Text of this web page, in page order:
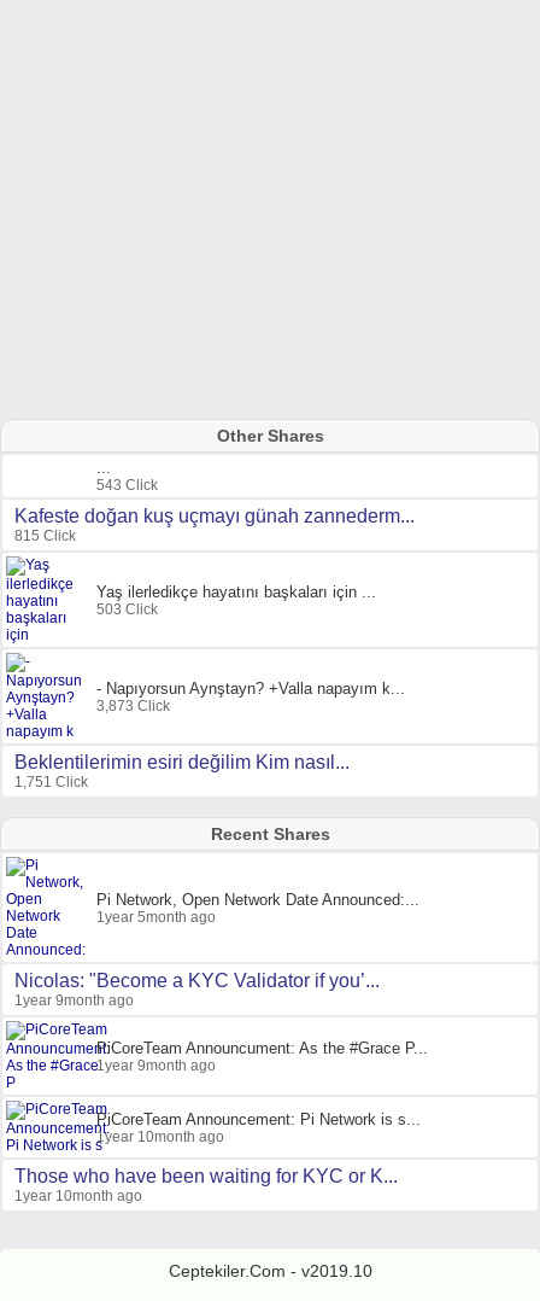
Other Shares
...
543 Click
Kafeste doğan kuş uçmayı günah zannederm...
815 Click
Yaş ilerledikçe hayatını başkaları için ...
503 Click
- Napıyorsun Aynştayn? +Valla napayım k...
3,873 Click
Beklentilerimin esiri değilim Kim nasıl...
1,751 Click
Recent Shares
Pi Network, Open Network Date Announced:...
1year 5month ago
Nicolas: "Become a KYC Validator if you’...
1year 9month ago
PiCoreTeam Announcument: As the #Grace P...
1year 9month ago
PiCoreTeam Announcement: Pi Network is s...
1year 10month ago
Those who have been waiting for KYC or K...
1year 10month ago
Ceptekiler.Com - v2019.10